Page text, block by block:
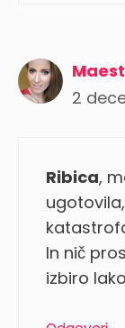
2
Ribica,
In nič
izbiro